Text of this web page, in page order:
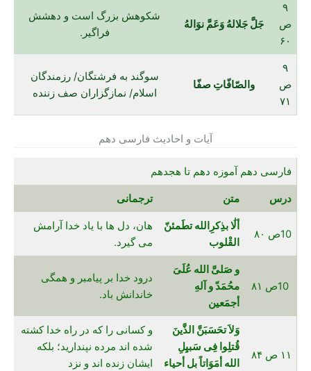
۹
ص
۶۰
جَلَّ جَلالهُ وَعَمَّ نوَالهُ
شکوهش بزرگ است و دهشش
فراگیر.
۹
ص
۷۱
والصّافّاتِ صفّا
سوگند به فرشتگان/ رزمندگان
اسلام/ نمازگزاران صف زننده
آیات و احادیث فارسی دهم
فارسی دهم آموزه دهم تا هجدهم
درس متن ترجمانی
10ص ۸۰
ألَٰا بذِکرِالله تطَمئنّ
القْلوب
هان، دل ها با یاد خدا آرامش
می گیرد.
10ص ۸۱
و صَلیَّ الله عُلَیَ
محُمَدّ و آلهِ
أجمَعین
درود خدا بر پیامبر و همگی
خاندانش باد.
۱۱ ص ۸۴
وَلاَ تحَسَبَنَّ الذَّینَ
قُتلِوا فِی سَبیِلِ
الله أمَوَاتاً بل أحیاء
و کسانی را که در راه خدا کشته
شده اند مرده نپندارید؛ بلکه
ایشان زنده اند و نزد